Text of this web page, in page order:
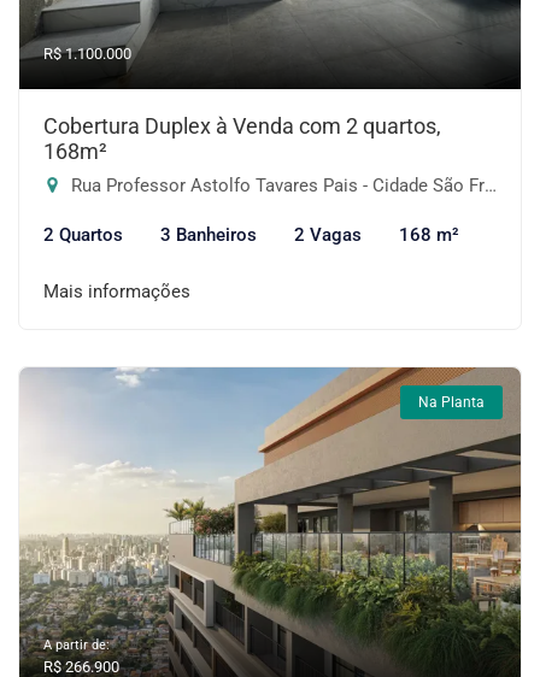
R$ 1.100.000
Cobertura Duplex à Venda com 2 quartos,
168m²
Rua Professor Astolfo Tavares Pais - Cidade São Francisco, São Paulo-SP
2 Quartos 3 Banheiros 2 Vagas 168 m²
Mais informações
Na Planta
A partir de:
R$ 266.900